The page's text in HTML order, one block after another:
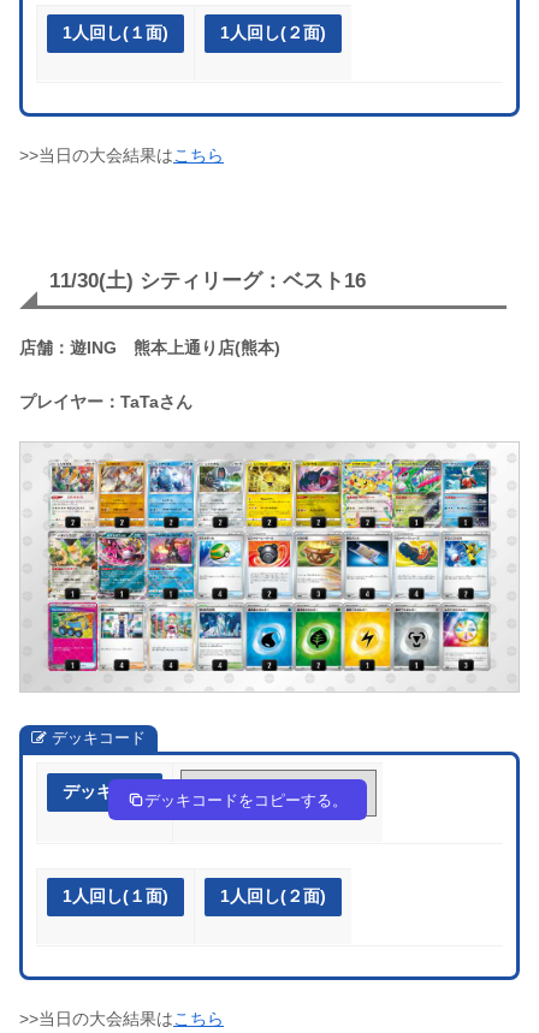
1人回し(１面) 1人回し(２面)
>>当日の大会結果はこちら
11/30(土) シティリーグ：ベスト16
店舗：遊ING 熊本上通り店(熊本)
プレイヤー：TaTaさん
デッキコード
デッキ作成 NigLnH-MjPbvJ-QgLNgg
デッキコードをコピーする。
1人回し(１面) 1人回し(２面)
>>当日の大会結果はこちら